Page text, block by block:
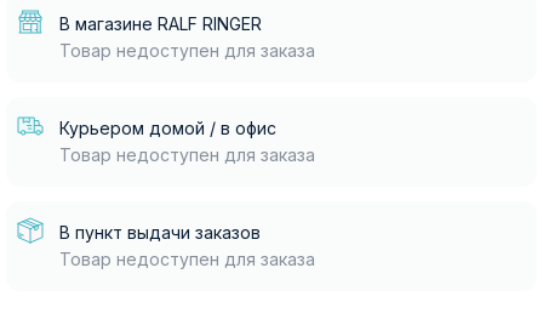
В магазине RALF RINGER
Товар недоступен для заказа
Курьером домой / в офис
Товар недоступен для заказа
В пункт выдачи заказов
Товар недоступен для заказа